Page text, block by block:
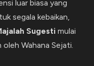
luar biasa yang
segala kebaikan,
Sugesti mulai
Wahana Sejati.